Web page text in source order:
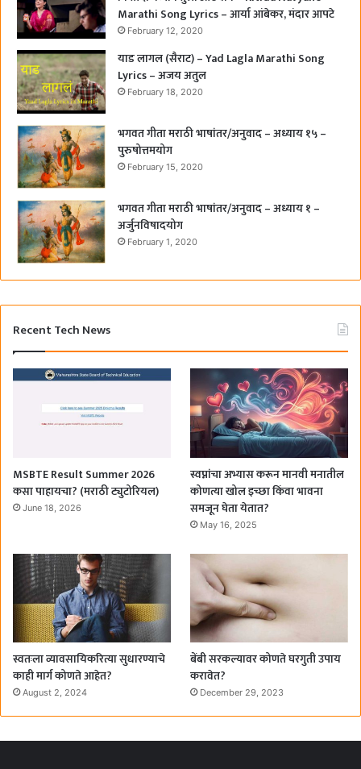
Marathi Song Lyrics – आर्या आंबेकर, मंदार आपटे
February 12, 2020
याड लागल (सैराट) – Yad Lagla Marathi Song
Lyrics – अजय अतुल
February 18, 2020
भगवत गीता मराठी भाषांतर/अनुवाद – अध्याय १५ –
पुरुषोत्तमयोग
February 15, 2020
भगवत गीता मराठी भाषांतर/अनुवाद – अध्याय १ –
अर्जुनविषादयोग
February 1, 2020
Recent Tech News
MSBTE Result Summer 2026
कसा पाहायचा? (मराठी ट्युटोरियल)
June 18, 2026
स्वप्नांचा अभ्यास करून मानवी मनातील
कोणत्या खोल इच्छा किंवा भावना
समजून घेता येतात?
May 16, 2025
स्वतःला व्यावसायिकरित्या सुधारण्याचे
काही मार्ग कोणते आहेत?
August 2, 2024
बेंबी सरकल्यावर कोणते घरगुती उपाय
करावेत?
December 29, 2023